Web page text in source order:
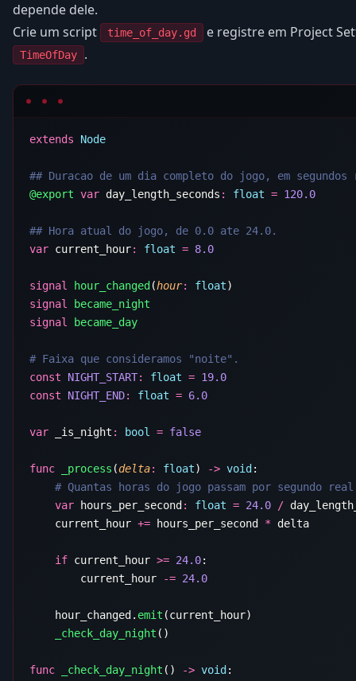
depende dele.
Crie um script
time_of_day.gd e registre em Project
TimeOfDay .
extends
@export var day_length_seconds : float =
var current_hour: float =
signal hour_changed (hour: float
signal
signal
const NIGHT_START: float =
const NIGHT_END: float =
var _is_night : bool =
func _process (delta: float) -> void
    var
hours_per_second : float = 24.0 /
    current_hour
+= hours_per_second *
    if
current_hour >= 24.0
        current_hour
-=
    hour_changed.
emit
    _check_day_night
func _check_day_night () -> void